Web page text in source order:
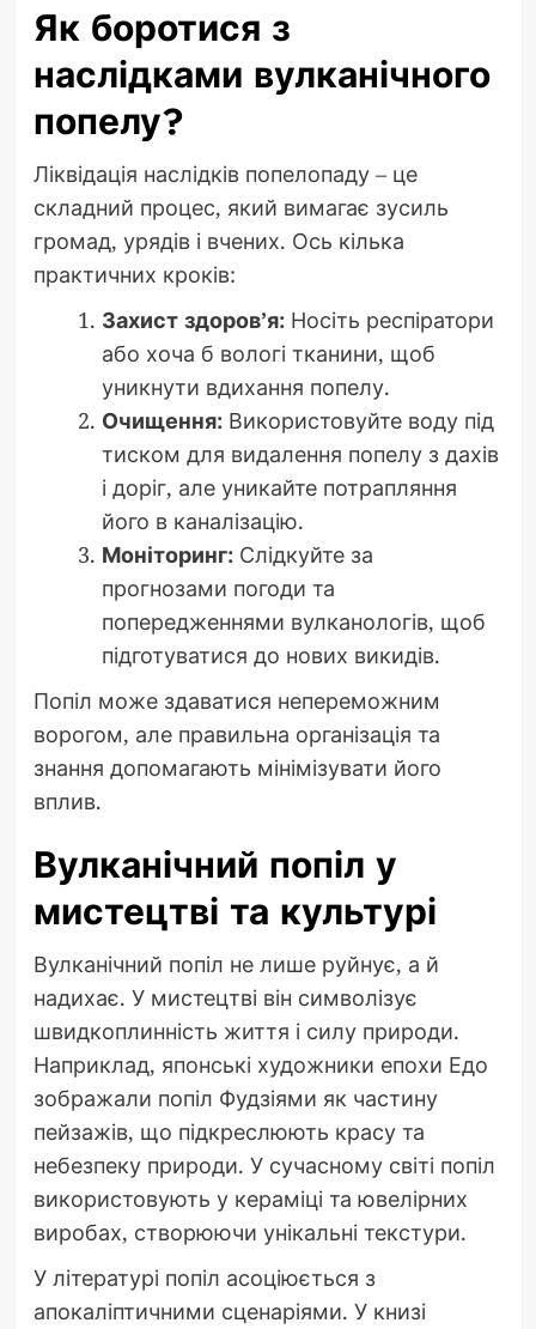
Як боротися з
наслідками вулканічного
попелу?
Ліквідація наслідків попелопаду – це
складний процес, який вимагає зусиль
громад, урядів і вчених. Ось кілька
практичних кроків:
Захист здоров’я:Носіть респіратори
або хоча б вологі тканини, щоб
уникнути вдихання попелу.
Очищення:Використовуйте воду під
тиском для видалення попелу з дахів
і доріг, але уникайте потрапляння
його в каналізацію.
Моніторинг:Слідкуйте за
прогнозами погоди та
попередженнями вулканологів, щоб
підготуватися до нових викидів.
Попіл може здаватися непереможним
ворогом, але правильна організація та
знання допомагають мінімізувати його
вплив.
Вулканічний попіл у
мистецтві та культурі
Вулканічний попіл не лише руйнує, а й
надихає. У мистецтві він символізує
швидкоплинність життя і силу природи.
Наприклад, японські художники епохи Едо
зображали попіл Фудзіями як частину
пейзажів, що підкреслюють красу та
небезпеку природи. У сучасному світі попіл
використовують у кераміці та ювелірних
виробах, створюючи унікальні текстури.
У літературі попіл асоціюється з
апокаліптичними сценаріями. У книзі